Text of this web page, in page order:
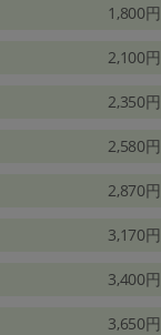
1,800円
2,100円
2,350円
2,580円
2,870円
3,170円
3,400円
3,650円